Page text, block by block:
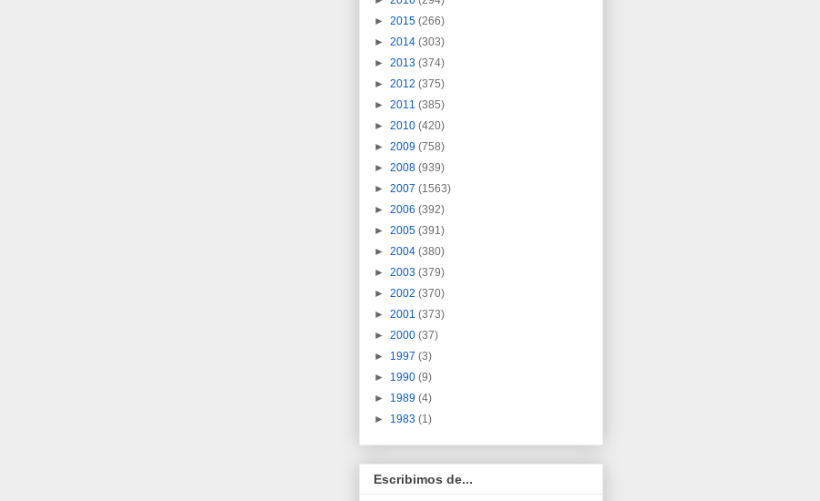
► 2015 (266)
► 2014 (303)
► 2013 (374)
► 2012 (375)
► 2011 (385)
► 2010 (420)
► 2009 (758)
► 2008 (939)
► 2007 (1563)
► 2006 (392)
► 2005 (391)
► 2004 (380)
► 2003 (379)
► 2002 (370)
► 2001 (373)
► 2000 (37)
► 1997 (3)
► 1990 (9)
► 1989 (4)
► 1983 (1)
Escribimos de...